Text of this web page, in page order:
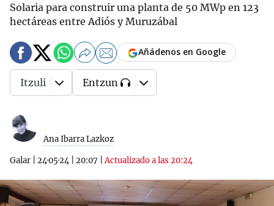
Solaria para construir una planta de 50 MWp en 123
hectáreas entre Adiós y Muruzábal
Ana Ibarra Lazkoz
Galar 24·05·24 20:07 |Actualizado a las 20:24
Añádenos en Google
Itzuli Entzun